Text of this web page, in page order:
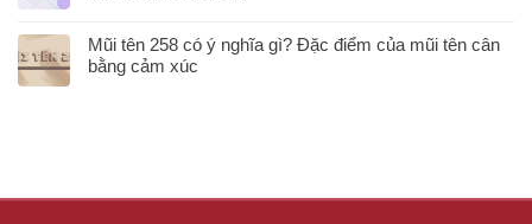
Mũi tên 258 có ý nghĩa gì? Đặc điểm của mũi tên cân
bằng cảm xúc